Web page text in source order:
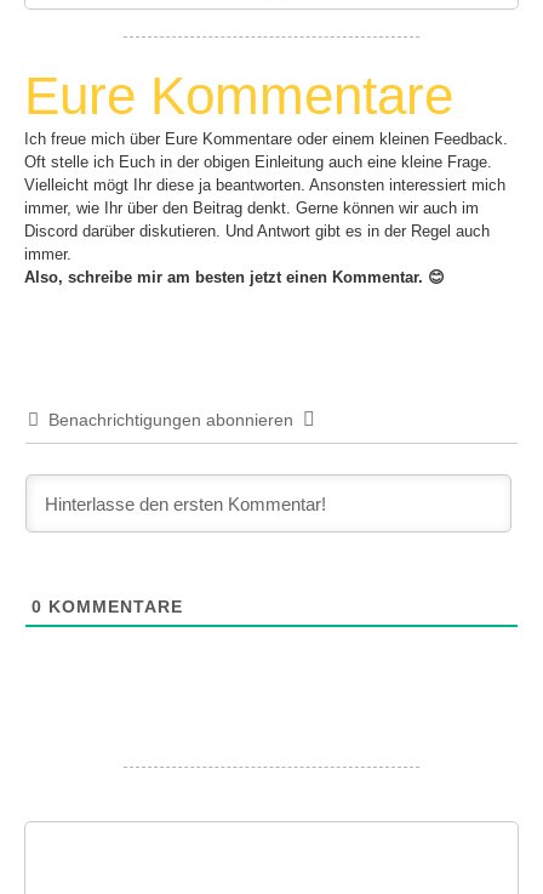
Eure Kommentare
Ich freue mich über Eure Kommentare oder einem kleinen Feedback.
Oft stelle ich Euch in der obigen Einleitung auch eine kleine Frage.
Vielleicht mögt Ihr diese ja beantworten. Ansonsten interessiert mich
immer, wie Ihr über den Beitrag denkt. Gerne können wir auch im
Discord darüber diskutieren. Und Antwort gibt es in der Regel auch
immer.
Also, schreibe mir am besten jetzt einen Kommentar. 😊
Benachrichtigungen abonnieren
0 KOMMENTARE